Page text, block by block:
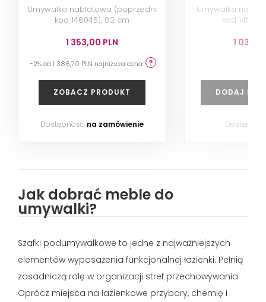
Umywalka nablatowa (poprzedni
kod 146045), 82 cm
1 353,00 PLN
-2% od 1 386,70 PLN najniższa cena
ZOBACZ PRODUKT
Dostępność: na zamówienie
Umywalka
kod
1
DODAJ DO
Jak dobrać meble do
umywalki?
Szafki podumywalkowe to jedne z najważniejszych
elementów wyposażenia funkcjonalnej łazienki. Pełnią
zasadniczą rolę w organizacji stref przechowywania.
Oprócz miejsca na łazienkowe przybory, chemię i